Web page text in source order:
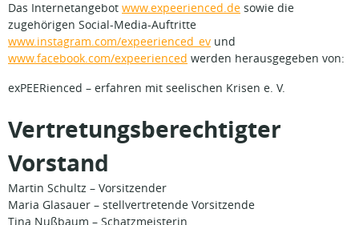
Das Internetangebot www.expeerienced.de sowie die
zugehörigen Social-Media-Auftritte
www.instagram.com/expeerienced_ev und
www.facebook.com/expeerienced werden herausgegeben von:
exPEERienced – erfahren mit seelischen Krisen e. V.
Vertretungsberechtigter
Vorstand
Martin Schultz – Vorsitzender
Maria Glasauer – stellvertretende Vorsitzende
Tina Nußbaum – Schatzmeisterin